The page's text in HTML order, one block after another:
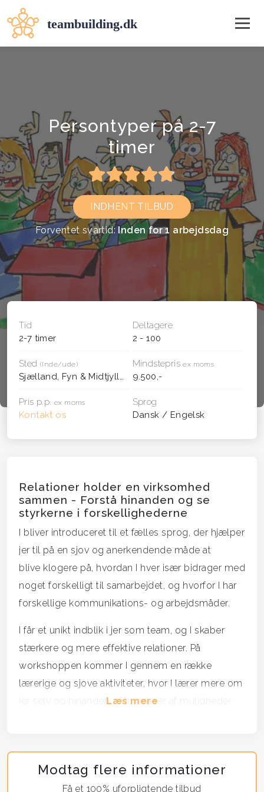
Persontyper på 2-7
timer
INDHENT TILBUD
Forventet svartid: Inden for 1 arbejdsdag
Tid
2-7 timer
Deltagere
2 - 100
Sted (Inde/ude)
Sjælland, Fyn & Midtjylland
Mindsteprisex moms
9.500,-
Pris p.p. ex moms
Kontakt os
Sprog
Dansk / Engelsk
Relationer holder en virksomhed
sammen - Forstå hinanden og se
styrkerne i forskellighederne
I bliver introduceret til et fælles sprog, der hjælper
jer til på en sjov og anerkendende måde at
blive klogere på, hvordan I hver især bidrager med
noget forskelligt til samarbejdet, og hvorfor I har
forskellige kommunikations- og arbejdsmåder.
I får et unikt indblik i jer som team, og I skaber
stærkere og mere effektive relationer. På
workshoppen kommer I gennem en række
lærerige og sjove aktiviteter, hvor I lærer mere om
jer selv og hinanden. I får masser af muligheder
Bliver du puttet i en kasse?
Læs mere
Modtag flere informationer
Få et 100% uforpligtende tilbud